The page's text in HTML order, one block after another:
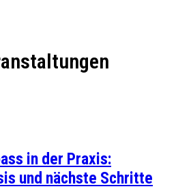
in der Praxis:
und nächste Schritte